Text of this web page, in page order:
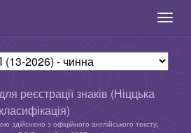
реєстрації знаків (Ніццька
класифікація)
здійснено з офіційного англійського тексту,